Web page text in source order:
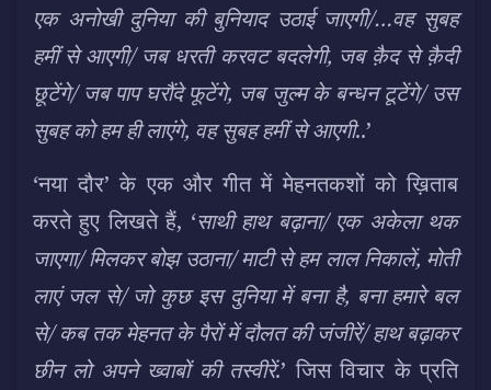
एक अनोखी दुनिया की बुनियाद उठाई जाएगी/…वह सुबह
हमीं से आएगी/ जब धरती करवट बदलेगी, जब क़ैद से क़ैदी
छूटेंगे/ जब पाप घरौंदे फूटेंगे, जब जुल्म के बन्धन टूटेंगे/ उस
सुबह को हम ही लाएंगे, वह सुबह हमीं से आएगी..’
‘नया दौर’ के एक और गीत में मेहनतकशों को ख़िताब
करते हुए लिखते हैं, ‘साथी हाथ बढ़ाना/ एक अकेला थक
जाएगा/ मिलकर बोझ उठाना/ माटी से हम लाल निकालें, मोती
लाएं जल से/ जो कुछ इस दुनिया में बना है, बना हमारे बल
से/ कब तक मेहनत के पैरों में दौलत की जंजीरें/ हाथ बढ़ाकर
छीन लो अपने ख्वाबों की तस्वीरें.’ जिस विचार के प्रति